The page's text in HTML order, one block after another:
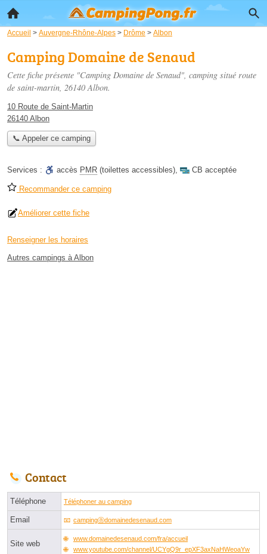
Accueil > Auvergne-Rhône-Alpes > Drôme > Albon
Camping Domaine de Senaud
Cette fiche présente "Camping Domaine de Senaud", camping situé route
de saint-martin, 26140 Albon.
10 Route de Saint-Martin
26140 Albon
📞 Appeler ce camping
Services : accès PMR (toilettes accessibles), CB acceptée
Recommander ce camping
Améliorer cette fiche
Renseigner les horaires
Autres campings à Albon
Contact
Téléphone Téléphoner au camping
Email campingⓐdomainedesenaud.com
Site web
www.domainedesenaud.com/fra/accueil
www.youtube.com/channel/UCYgQ9r_epXF3axNaHWeoaYw